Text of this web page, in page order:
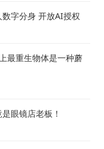
字分身 开放AI授权
最重生物体是一种蘑
眼镜店老板！